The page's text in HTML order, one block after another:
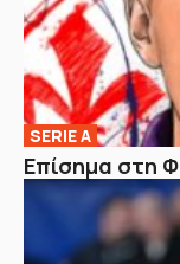
SERIE A
Επίσημα στη